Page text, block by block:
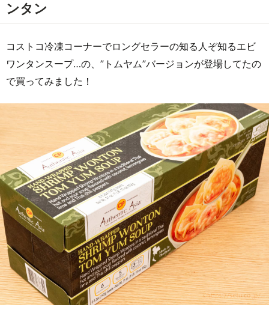
ンタン
コストコ冷凍コーナーでロングセラーの知る人ぞ知るエビ
ワンタンスープ…の、”トムヤム”バージョンが登場してたの
で買ってみました！